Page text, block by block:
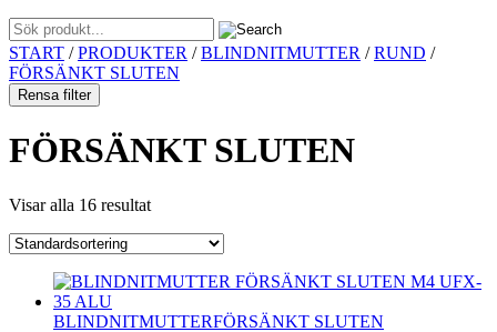
Skip
to
content
START /PRODUKTER /BLINDNITMUTTER /RUND /
FÖRSÄNKT SLUTEN
Rensa filter
FÖRSÄNKT SLUTEN
Visar alla 16 resultat
BLINDNITMUTTERFÖRSÄNKT SLUTEN